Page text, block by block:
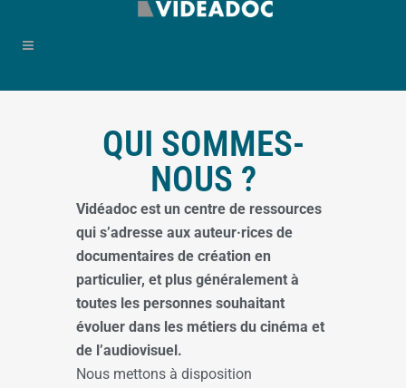
QUI SOMMES-
NOUS ?
Vidéadoc est un centre de ressources
qui s’adresse aux auteur·rices de
documentaires de création en
particulier, et plus généralement à
toutes les personnes souhaitant
évoluer dans les métiers du cinéma et
de l’audiovisuel.
Nous mettons à disposition